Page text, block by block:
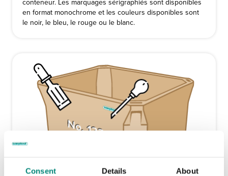
Consent Details About
conteneur. Les marquages sérigraphiés sont disponibles
en format monochrome et les couleurs disponibles sont
le noir, le bleu, le rouge ou le blanc.